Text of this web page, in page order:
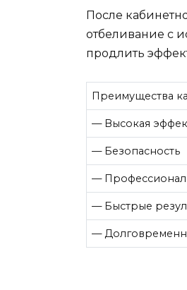
После
отбеливание с
продлить
Преимущества
— Высокая
— Безопасность
—
— Быстрые
—